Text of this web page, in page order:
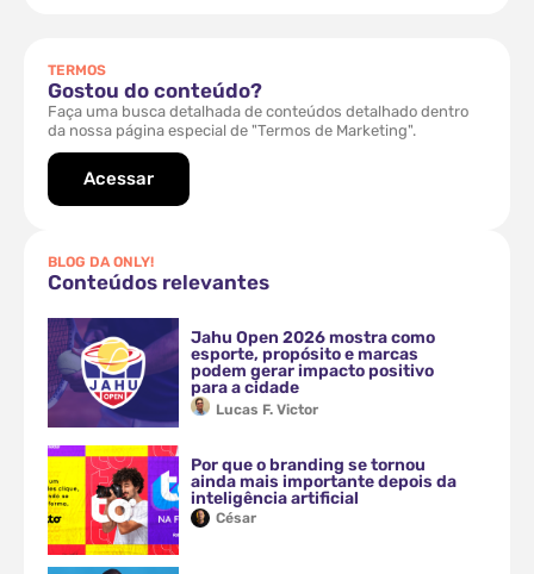
TERMOS
Gostou do conteúdo?
Faça uma busca detalhada de conteúdos detalhado dentro
da nossa página especial de "Termos de Marketing".
Acessar
BLOG DA ONLY!
Conteúdos relevantes
Jahu Open 2026 mostra como
esporte, propósito e marcas
podem gerar impacto positivo
para a cidade
Lucas F. Victor
Por que o branding se tornou
ainda mais importante depois da
inteligência artificial
César